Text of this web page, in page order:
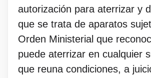
autorización para aterrizar y
que se trata de aparatos
Orden Ministerial que
puede aterrizar en cualquier
que reuna condiciones, a